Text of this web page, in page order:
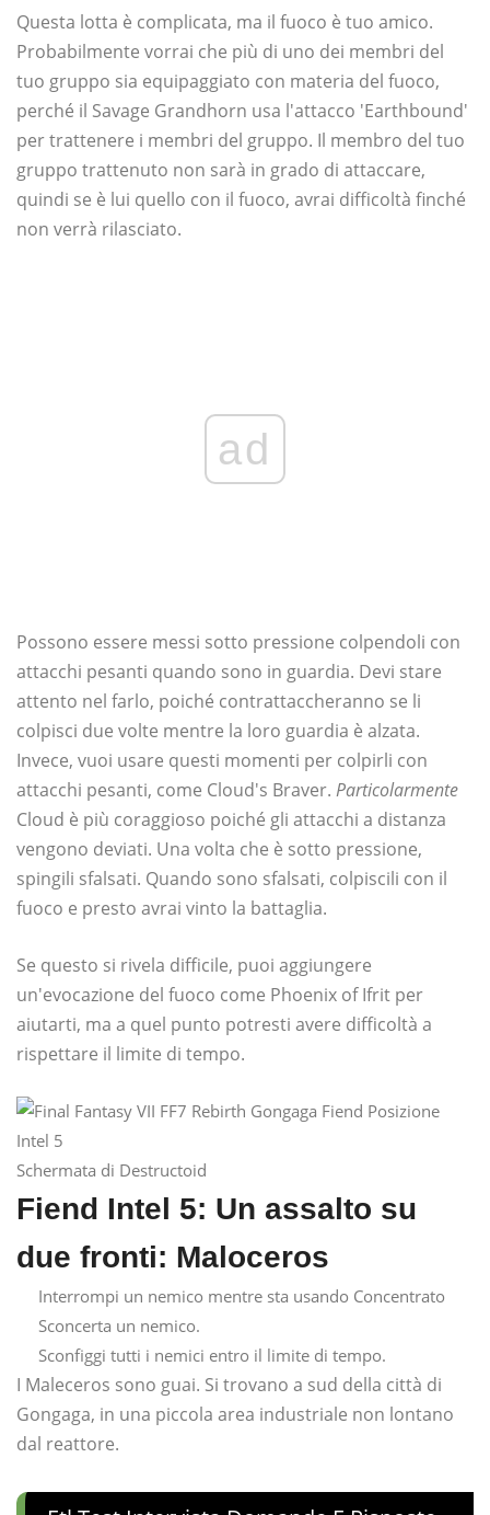
Questa lotta è complicata, ma il fuoco è tuo amico.
Probabilmente vorrai che più di uno dei membri del
tuo gruppo sia equipaggiato con materia del fuoco,
perché il Savage Grandhorn usa l'attacco 'Earthbound'
per trattenere i membri del gruppo. Il membro del tuo
gruppo trattenuto non sarà in grado di attaccare,
quindi se è lui quello con il fuoco, avrai difficoltà finché
non verrà rilasciato.
ad
Possono essere messi sotto pressione colpendoli con
attacchi pesanti quando sono in guardia. Devi stare
attento nel farlo, poiché contrattaccheranno se li
colpisci due volte mentre la loro guardia è alzata.
Invece, vuoi usare questi momenti per colpirli con
attacchi pesanti, come Cloud's Braver. Particolarmente
Cloud è più coraggioso poiché gli attacchi a distanza
vengono deviati. Una volta che è sotto pressione,
spingili sfalsati. Quando sono sfalsati, colpiscili con il
fuoco e presto avrai vinto la battaglia.
Se questo si rivela difficile, puoi aggiungere
un'evocazione del fuoco come Phoenix of Ifrit per
aiutarti, ma a quel punto potresti avere difficoltà a
rispettare il limite di tempo.
Schermata di Destructoid
Fiend Intel 5: Un assalto su
due fronti: Maloceros
Interrompi un nemico mentre sta usando Concentrato
Sconcerta un nemico.
Sconfiggi tutti i nemici entro il limite di tempo.
I Maleceros sono guai. Si trovano a sud della città di
Gongaga, in una piccola area industriale non lontano
dal reattore.